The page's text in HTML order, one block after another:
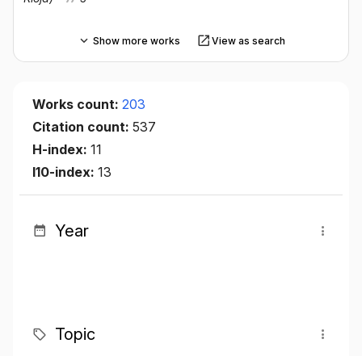
Show more works View as search
Works count: 203
Citation count: 537
H-index: 11
I10-index: 13
Year
Topic